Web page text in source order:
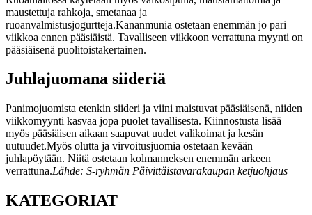
maustettuja rahkoja, smetanaa ja
ruoanvalmistusjogurtteja.Kananmunia ostetaan enemmän jo pari
viikkoa ennen pääsiäistä. Tavalliseen viikkoon verrattuna myynti on
pääsiäisenä puolitoistakertainen.
Juhlajuomana siideriä
Panimojuomista etenkin siideri ja viini maistuvat pääsiäisenä, niiden
viikkomyynti kasvaa jopa puolet tavallisesta. Kiinnostusta lisää
myös pääsiäisen aikaan saapuvat uudet valikoimat ja kesän
uutuudet.Myös olutta ja virvoitusjuomia ostetaan kevään
juhlapöytään. Niitä ostetaan kolmanneksen enemmän arkeen
verrattuna.Lähde: S-ryhmän Päivittäistavarakaupan ketjuohjaus
KATEGORIAT